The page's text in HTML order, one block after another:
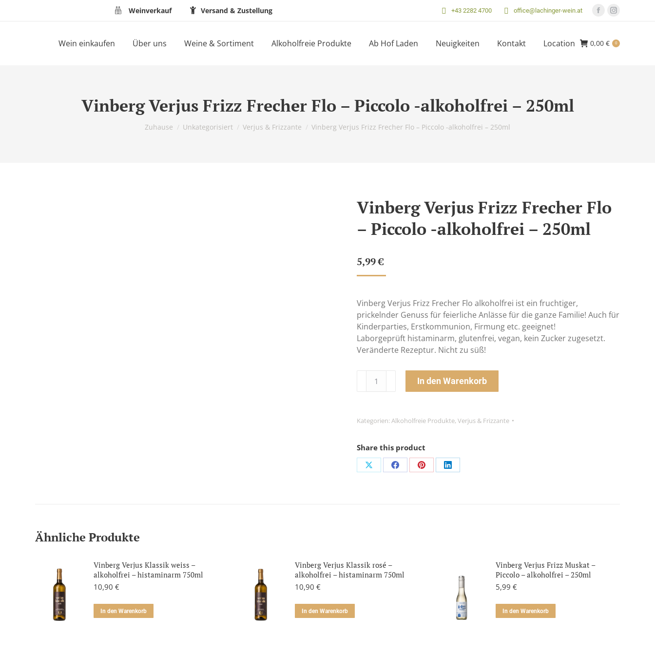
Weinverkauf Versand & Zustellung +43 2282 4700 office@lachinger-wein.at
Facebook
öffnet
Instagram
öffnet
Wein einkaufen Über uns Weine & Sortiment Alkoholfreie Produkte Ab Hof Laden Neuigkeiten Kontakt Location 0,00 € 0
Vinberg Verjus Frizz Frecher Flo – Piccolo -alkoholfrei – 250ml
Du bist hier:
Zuhause Unkategorisiert Verjus & Frizzante Vinberg Verjus Frizz Frecher Flo – Piccolo -alkoholfrei – 250ml
Vinberg Verjus Frizz Frecher Flo
– Piccolo -alkoholfrei – 250ml
5,99€
Vinberg Verjus Frizz Frecher Flo alkoholfrei ist ein fruchtiger,
prickelnder Genuss für feierliche Anlässe für die ganze Familie! Auch für
Kinderparties, Erstkommunion, Firmung etc. geeignet!
Laborgeprüft histaminarm, glutenfrei, vegan, kein Zucker zugesetzt.
Veränderte Rezeptur. Nicht zu süß!
Verjus
Flo
Piccolo
-
alkoholfrei
In den Warenkorb
Kategorien:Alkoholfreie Produkte, Verjus & Frizzante
Share this product
Anteil Anteil Anteil Anteil
Ähnliche Produkte
Vinberg Verjus Klassik weiss –
alkoholfrei – histaminarm 750ml
10,90 €
In den Warenkorb
Vinberg Verjus Klassik rosé –
alkoholfrei – histaminarm 750ml
10,90 €
In den Warenkorb
Vinberg Verjus Frizz Muskat –
Piccolo – alkoholfrei – 250ml
5,99 €
In den Warenkorb